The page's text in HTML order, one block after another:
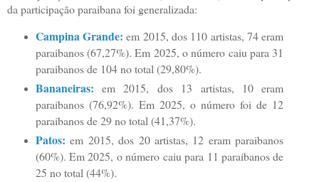
da participação paraibana foi generalizada:
Campina Grande: em 2015, dos 110 artistas, 74 eram
paraibanos (67,27%). Em 2025, o número caiu para 31
paraibanos de 104 no total (29,80%).
Bananeiras: em 2015, dos 13 artistas, 10 eram
paraibanos (76,92%). Em 2025, o número foi de 12
paraibanos de 29 no total (41,37%).
Patos: em 2015, dos 20 artistas, 12 eram paraibanos
(60%). Em 2025, o número caiu para 11 paraibanos de
25 no total (44%).